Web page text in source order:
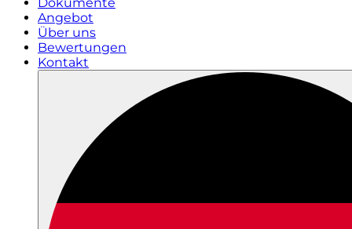
Dokumente
Angebot
Über uns
Bewertungen
Kontakt